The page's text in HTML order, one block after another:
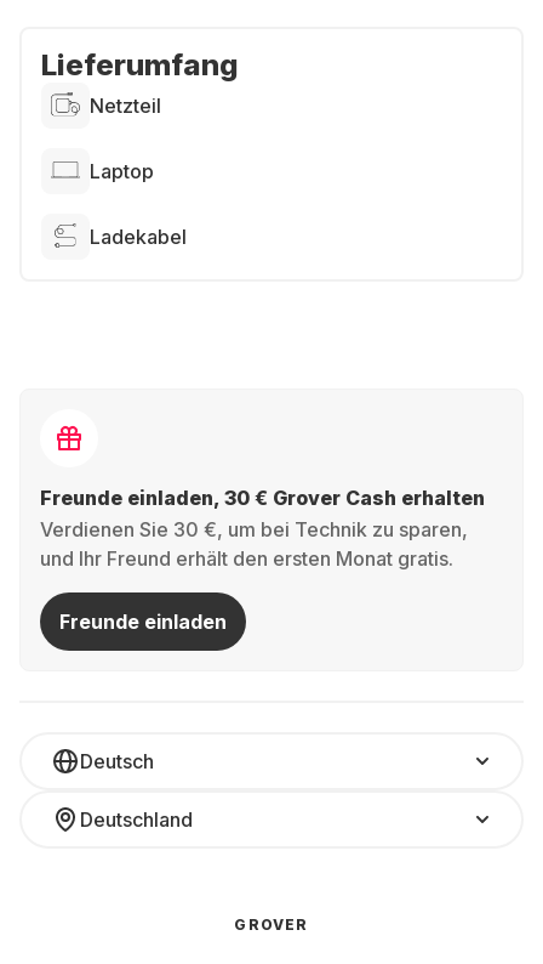
Lieferumfang
Netzteil
Laptop
Ladekabel
Freunde einladen, 30 € Grover Cash erhalten
Verdienen Sie 30 €, um bei Technik zu sparen,
und Ihr Freund erhält den ersten Monat gratis.
Freunde einladen
Deutsch
Deutschland
GROVER